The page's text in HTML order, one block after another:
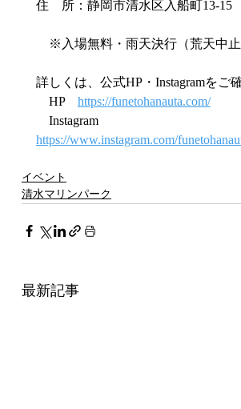
住　所：静岡市清水区入船町13-15
※入場無料・雨天決行（荒天中止
詳しくは、公式HP・Instagramをご
HP https://funetohanauta.com/
Instagram
https://www.instagram.com/
イベント
清水マリンパーク
最新記事